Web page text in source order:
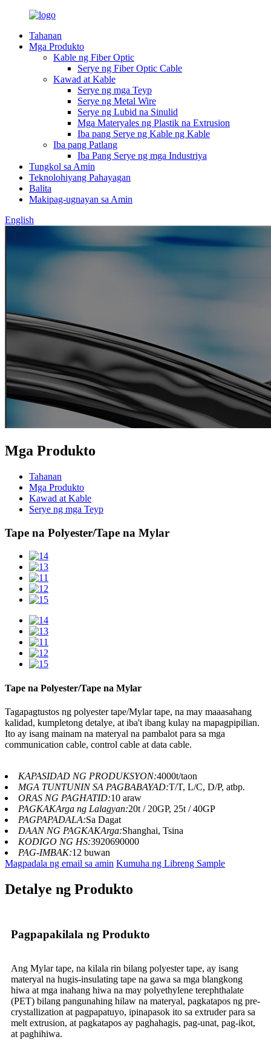
Tahanan
Mga Produkto
Kable ng Fiber Optic
Serye ng Fiber Optic Cable
Kawad at Kable
Serye ng mga Teyp
Serye ng Metal Wire
Serye ng Lubid na Sinulid
Mga Materyales ng Plastik na Extrusion
Iba pang Serye ng Kable ng Kable
Iba pang Patlang
Iba Pang Serye ng mga Industriya
Tungkol sa Amin
Teknolohiyang Pahayagan
Balita
Makipag-ugnayan sa Amin
English
Mga Produkto
Tahanan
Mga Produkto
Kawad at Kable
Serye ng mga Teyp
Tape na Polyester/Tape na Mylar
Tape na Polyester/Tape na Mylar
Tagapagtustos ng polyester tape/Mylar tape, na may maaasahang
kalidad, kumpletong detalye, at iba't ibang kulay na mapagpipilian.
Ito ay isang mainam na materyal na pambalot para sa mga
communication cable, control cable at data cable.
KAPASIDAD NG PRODUKSYON:4000t/taon
MGA TUNTUNIN SA PAGBABAYAD:T/T, L/C, D/P, atbp.
ORAS NG PAGHATID:10 araw
PAGKAKArga ng Lalagyan:20t / 20GP, 25t / 40GP
PAGPAPADALA:Sa Dagat
DAAN NG PAGKAKArga:Shanghai, Tsina
KODIGO NG HS:3920690000
PAG-IMBAK:12 buwan
Magpadala ng email sa amin Kumuha ng Libreng Sample
Detalye ng Produkto
Pagpapakilala ng Produkto
Ang Mylar tape, na kilala rin bilang polyester tape, ay isang
materyal na hugis-insulating tape na gawa sa mga blangkong
hiwa at mga inahang hiwa na may polyethylene terephthalate
(PET) bilang pangunahing hilaw na materyal, pagkatapos ng pre-
crystallization at pagpapatuyo, ipinapasok ito sa extruder para sa
melt extrusion, at pagkatapos ay paghahagis, pag-unat, pag-ikot,
at paghihiwa.